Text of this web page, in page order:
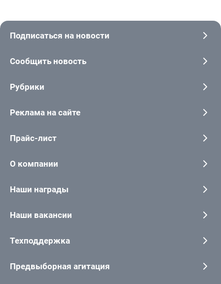
Подписаться на новости
Сообщить новость
Рубрики
Реклама на сайте
Прайс-лист
О компании
Наши награды
Наши вакансии
Техподдержка
Предвыборная агитация